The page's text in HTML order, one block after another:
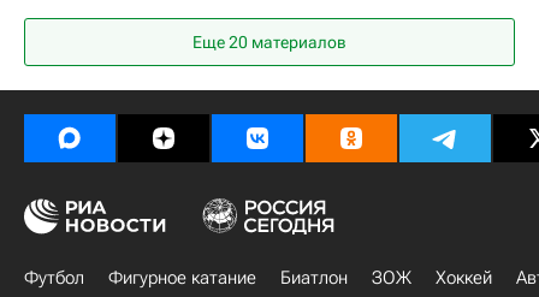
РПЛ 2026-2027 (Чемпионат России по футболу)
Локомотив (Москва)
Спартак Москва
Рубин
Зенит ПФК ЦСКА
Ростов
Краснодар
Еще 20 материалов
Футбол Фигурное катание Биатлон ЗОЖ Хоккей